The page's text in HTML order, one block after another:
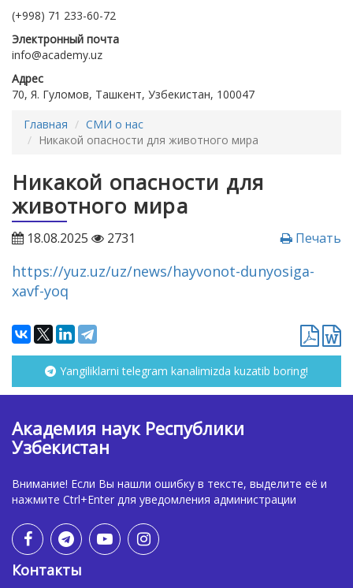
(+998) 71 233-60-72
Электронный почта
info@academy.uz
Адрес
70, Я. Гуломов, Ташкент, Узбекистан, 100047
Главная
СМИ о нас
Никакой опасности для животного мира
Никакой опасности для
животного мира
18.08.2025 2731 Печать
https://yuz.uz/uz/news/hayvonot-dunyosiga-
xavf-yoq
Yangiliklarni telegram kanalimizda kuzatib boring!
Академия наук Республики
Узбекистан
Внимание! Если Вы нашли ошибку в тексте, выделите её и
нажмите Ctrl+Enter для уведомления администрации
Контакты